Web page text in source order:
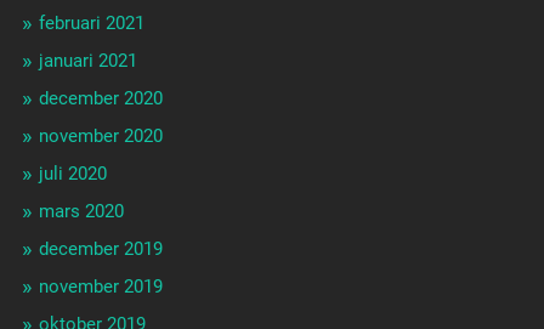
februari 2021
januari 2021
december 2020
november 2020
juli 2020
mars 2020
december 2019
november 2019